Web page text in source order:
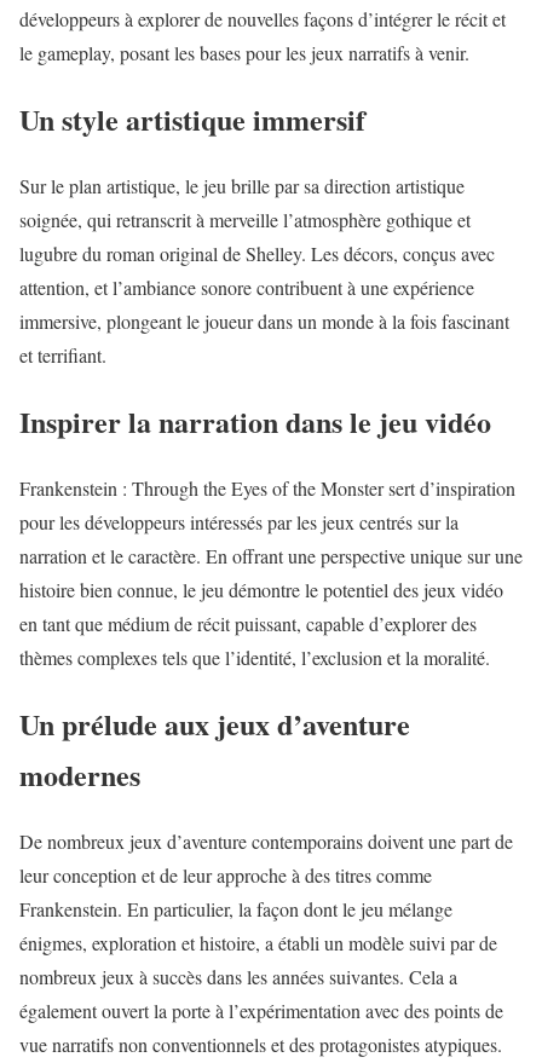
développeurs à explorer de nouvelles façons d’intégrer le récit et
le gameplay, posant les bases pour les jeux narratifs à venir.
Un style artistique immersif
Sur le plan artistique, le jeu brille par sa direction artistique
soignée, qui retranscrit à merveille l’atmosphère gothique et
lugubre du roman original de Shelley. Les décors, conçus avec
attention, et l’ambiance sonore contribuent à une expérience
immersive, plongeant le joueur dans un monde à la fois fascinant
et terrifiant.
Inspirer la narration dans le jeu vidéo
Frankenstein : Through the Eyes of the Monster sert d’inspiration
pour les développeurs intéressés par les jeux centrés sur la
narration et le caractère. En offrant une perspective unique sur une
histoire bien connue, le jeu démontre le potentiel des jeux vidéo
en tant que médium de récit puissant, capable d’explorer des
thèmes complexes tels que l’identité, l’exclusion et la moralité.
Un prélude aux jeux d’aventure
modernes
De nombreux jeux d’aventure contemporains doivent une part de
leur conception et de leur approche à des titres comme
Frankenstein. En particulier, la façon dont le jeu mélange
énigmes, exploration et histoire, a établi un modèle suivi par de
nombreux jeux à succès dans les années suivantes. Cela a
également ouvert la porte à l’expérimentation avec des points de
vue narratifs non conventionnels et des protagonistes atypiques.